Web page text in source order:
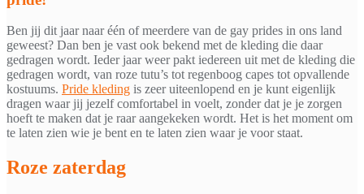
Ben jij dit jaar naar één of meerdere van de gay prides in ons land
geweest? Dan ben je vast ook bekend met de kleding die daar
gedragen wordt. Ieder jaar weer pakt iedereen uit met de kleding die
gedragen wordt, van roze tutu’s tot regenboog capes tot opvallende
kostuums. Pride kleding is zeer uiteenlopend en je kunt eigenlijk
dragen waar jij jezelf comfortabel in voelt, zonder dat je je zorgen
hoeft te maken dat je raar aangekeken wordt. Het is het moment om
te laten zien wie je bent en te laten zien waar je voor staat.
Roze zaterdag